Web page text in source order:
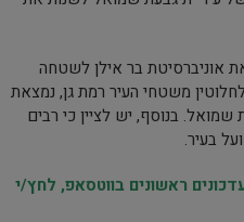
את אוניברסיטת בר אילן לשטחה
מזרחית לכביש 4 ומנותקת כמעט לחלוטין משטחי העיר רמת גן, נמצאת
חלק פיסי מהעיר גבעת שמואל. בנוסף, יש לציין כי רבים
בעיר.
ראשונים בווטסאפ, לחץ/י